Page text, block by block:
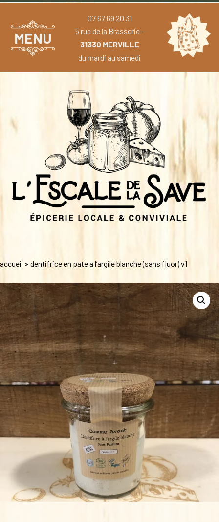
MENU
07 67 69 20 31
5 rue de la Brasserie -
31330 MERVILLE
du mardi au samedi
accueil » dentifrice en pate a l’argile blanche (sans fluor) v1